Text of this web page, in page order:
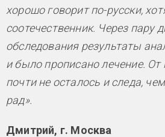
хорошо говорит по-русски,
соотечественник. Через пару
обследования результаты
и было прописано лечение. От
почти не осталось и следа,
рад».
Дмитрий, г. Москва